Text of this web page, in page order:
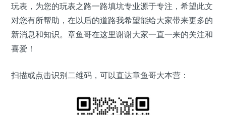
玩表，为您的玩表之路一路填坑专业源于专注，希望此文
对您有所帮助，在以后的道路我希望能给大家带来更多的
新消息和知识。章鱼哥在这里谢谢大家一直一来的关注和
喜爱！
扫描或点击识别二维码，可以直达章鱼哥大本营：